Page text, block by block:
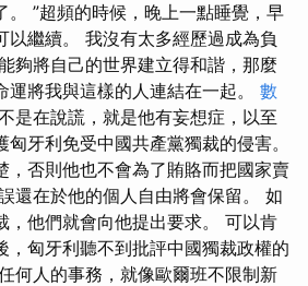
。 ”超頻的時候，晚上一點睡覺，早
以繼續。 我沒有太多經歷過成為負
夠將自己的世界建立得和諧，那麼
將我與這樣的人連結在一起。 數
是在說謊，就是他有妄想症，以至
牙利免受中國共產黨獨裁的侵害。
，否則他也不會為了賄賂而把國家賣
還在於他的個人自由將會保留。 如
，他們就會向他提出要求。 可以肯
，匈牙利聽不到批評中國獨裁政權的
何人的事務，就像歐爾班不限制新